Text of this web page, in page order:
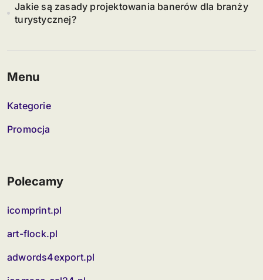
Jakie są zasady projektowania banerów dla branży
turystycznej?
Menu
Kategorie
Promocja
Polecamy
icomprint.pl
art-flock.pl
adwords4export.pl